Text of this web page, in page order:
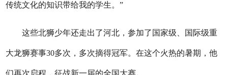
传统文化的知识带给我的学生。”
这些北狮少年还走出了河北，参加了国家级、国际级重
大龙狮赛事30多次，多次摘得冠军。在这个火热的暑期，他
们再次启程，征战新一届的全国大赛。